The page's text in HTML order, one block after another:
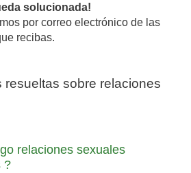
solucionada!
por correo electrónico de las
recibas.
resueltas sobre relaciones
relaciones sexuales
?